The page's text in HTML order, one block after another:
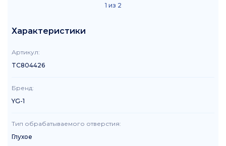
1 из 2
Характеристики
Артикул:
TC804426
Бренд:
YG-1
Тип обрабатываемого отверстия:
Глухое